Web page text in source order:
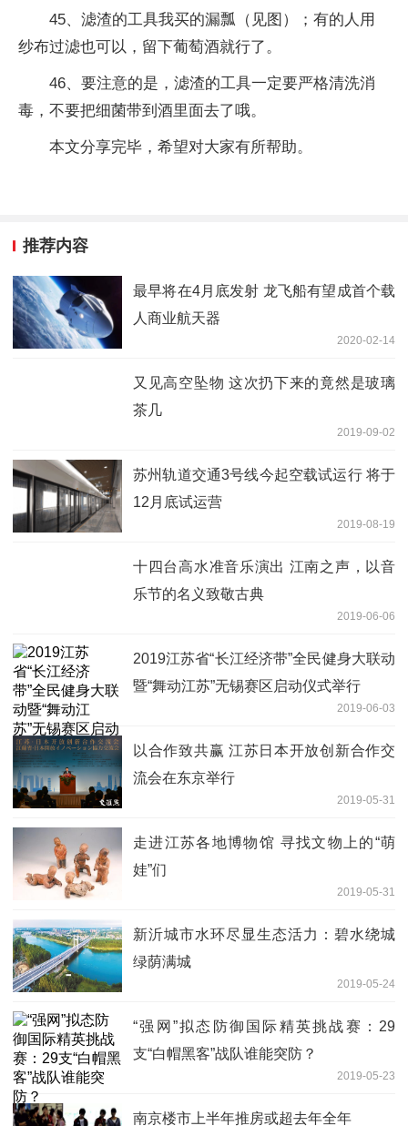
45、滤渣的工具我买的漏瓢（见图）；有的人用
纱布过滤也可以，留下葡萄酒就行了。
46、要注意的是，滤渣的工具一定要严格清洗消
毒，不要把细菌带到酒里面去了哦。
本文分享完毕，希望对大家有所帮助。
推荐内容
最早将在4月底发射 龙飞船有望成首个载
人商业航天器
2020-02-14
又见高空坠物 这次扔下来的竟然是玻璃
茶几
2019-09-02
苏州轨道交通3号线今起空载试运行 将于
12月底试运营
2019-08-19
十四台高水准音乐演出 江南之声，以音
乐节的名义致敬古典
2019-06-06
2019江苏省“长江经济带”全民健身大联动
暨“舞动江苏”无锡赛区启动仪式举行
2019-06-03
以合作致共赢 江苏日本开放创新合作交
流会在东京举行
2019-05-31
走进江苏各地博物馆 寻找文物上的“萌
娃”们
2019-05-31
新沂城市水环尽显生态活力：碧水绕城
绿荫满城
2019-05-24
“强网”拟态防御国际精英挑战赛：29
支“白帽黑客”战队谁能突防？
2019-05-23
南京楼市上半年推房或超去年全年